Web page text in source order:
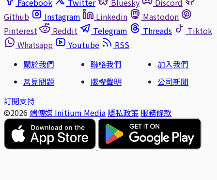
Github
Instagram Linkedin
Mastodon
Pinterest
Reddit Telegram Threads
Tiktok
Whatsapp
Youtube
RSS
關於我們
聯絡我們
加入我們
常見問題
版權聲明
公司新聞
訂閱支持
©2026 端傳媒 Initium Media 隱私政策 服務條款